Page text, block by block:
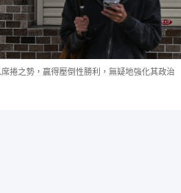
捲之勢，贏得壓倒性勝利，無疑地強化其政治